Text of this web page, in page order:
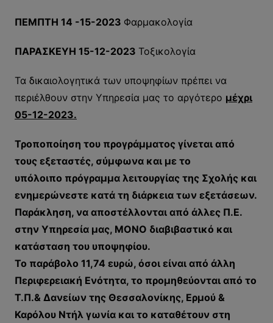
ΠΕΜΠΤΗ 14 -15-2023 Φαρμακολογία
ΠΑΡΑΣΚΕΥΗ 15-12-2023 Τοξικολογία
Τα δικαιολογητικά των υποψηφίων πρέπει να
περιέλθουν στην Υπηρεσία μας το αργότερο μέχρι
05-12-2023.
Τροποποίηση του προγράμματος γίνεται από
τους εξεταστές, σύμφωνα και με το
υπόλοιπο πρόγραμμα λειτουργίας της Σχολής και
ενημερώνεστε κατά τη διάρκεια των εξετάσεων.
Παράκληση, να αποστέλλονται από άλλες Π.Ε.
στην Υπηρεσία μας, ΜΟΝΟ διαβιβαστικό και
κατάσταση του υποψηφίου.
Το παράβολο 11,74 ευρώ, όσοι είναι από άλλη
Περιφερειακή Ενότητα, το προμηθεύονται από το
Τ.Π.& Δανείων της Θεσσαλονίκης, Ερμού &
Καρόλου Ντήλ γωνία και το καταθέτουν στη